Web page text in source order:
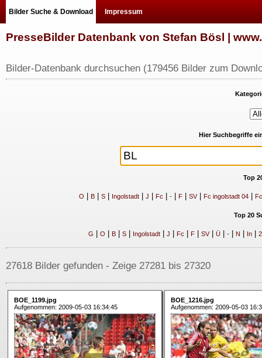
Bilder Suche & Download Impressum
PresseBilder Datenbank von Stefan Bösl |
Bilder-Datenbank durchsuchen (179456 Bilder zum
Hier Suchbegriffe
Top
O B| S| Ingolstadt| J Fc -| F| SV| Fc ingolstadt 04|
Top 20
G O B| S| Ingolstadt| J Fc F| SV| Ü| -| N In| 2
27618 Bilder gefunden - Zeige 27281 bis 27320
BOE_1199.jpg
Aufgenommen: 2009-05-03 16:34:45
BOE_1216.jpg
Aufgenommen: 2009-05-03